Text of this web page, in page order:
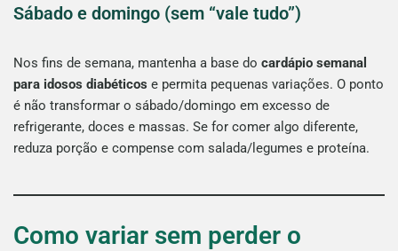
Sábado e domingo (sem “vale tudo”)
Nos fins de semana, mantenha a base do cardápio semanal
para idosos diabéticos e permita pequenas variações. O ponto
é não transformar o sábado/domingo em excesso de
refrigerante, doces e massas. Se for comer algo diferente,
reduza porção e compense com salada/legumes e proteína.
Como variar sem perder o